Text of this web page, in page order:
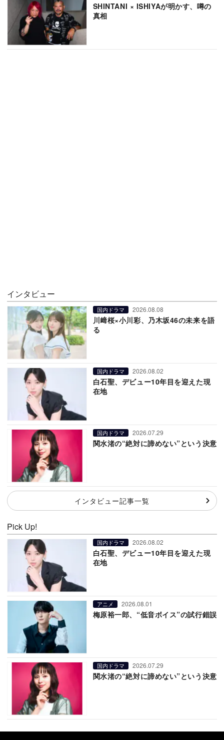
SHINTANI × ISHIYAが明かす、噂の
真相
インタビュー
国内ドラマ 2026.08.08
川﨑桜×小川彩、乃木坂46の未来を語
る
国内ドラマ 2026.08.02
白石聖、デビュー10年目を迎えた現
在地
国内ドラマ 2026.07.29
関水渚の“絶対に諦めない”という決意
インタビュー記事一覧
Pick Up!
国内ドラマ 2026.08.02
白石聖、デビュー10年目を迎えた現
在地
アニメ 2026.08.01
梅原裕一郎、“低音ボイス”の試行錯誤
国内ドラマ 2026.07.29
関水渚の“絶対に諦めない”という決意